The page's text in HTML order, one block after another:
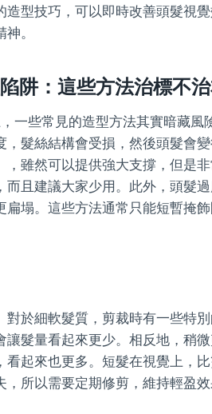
型技巧，可以即時改善頭髮視
。
阱：這些方法治標不
一些常見的造型方法其實暗藏風
髮絲結構會受損，然後頭髮會
雖然可以提供強大支撐，但是
且建議大家少用。此外，頭髮
塌。這些方法通常只能短暫掩
於細軟髮質，剪裁時有一些特
髮量看起來更少。相反地，稍
起來也更多。短髮在視覺上，
所以需要定期修剪，維持輕盈效